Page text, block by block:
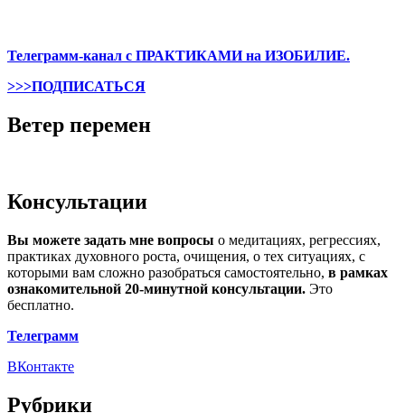
Телеграмм-канал с ПРАКТИКАМИ на ИЗОБИЛИЕ.
>>>ПОДПИСАТЬСЯ
Ветер перемен
Консультации
Вы можете задать мне вопросы о медитациях, регрессиях,
практиках духовного роста, очищения, о тех ситуациях, с
которыми вам сложно разобраться самостоятельно, в рамках
ознакомительной 20-минутной консультации. Это
бесплатно.
Телеграмм
ВКонтакте
Рубрики